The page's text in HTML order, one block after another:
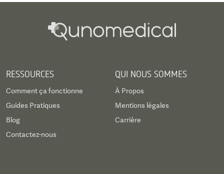
RESSOURCES
Comment ça fonctionne
Guides Pratiques
Blog
Contactez-nous
QUI NOUS SOMMES
À Propos
Mentions légales
Carrière